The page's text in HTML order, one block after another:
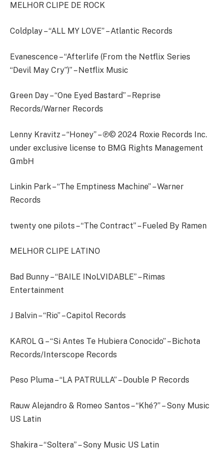
MELHOR CLIPE DE ROCK
Coldplay – “ALL MY LOVE” – Atlantic Records
Evanescence – “Afterlife (From the Netflix Series
“Devil May Cry”)” – Netflix Music
Green Day – “One Eyed Bastard” – Reprise
Records/Warner Records
Lenny Kravitz – “Honey” – ℗© 2024 Roxie Records Inc.
under exclusive license to BMG Rights Management
GmbH
Linkin Park – “The Emptiness Machine” – Warner
Records
twenty one pilots – “The Contract” – Fueled By Ramen
MELHOR CLIPE LATINO
Bad Bunny – “BAILE INoLVIDABLE” – Rimas
Entertainment
J Balvin – “Rio” – Capitol Records
KAROL G – “Si Antes Te Hubiera Conocido” – Bichota
Records/Interscope Records
Peso Pluma – “LA PATRULLA” – Double P Records
Rauw Alejandro & Romeo Santos – “Khé?” – Sony Music
US Latin
Shakira – “Soltera” – Sony Music US Latin